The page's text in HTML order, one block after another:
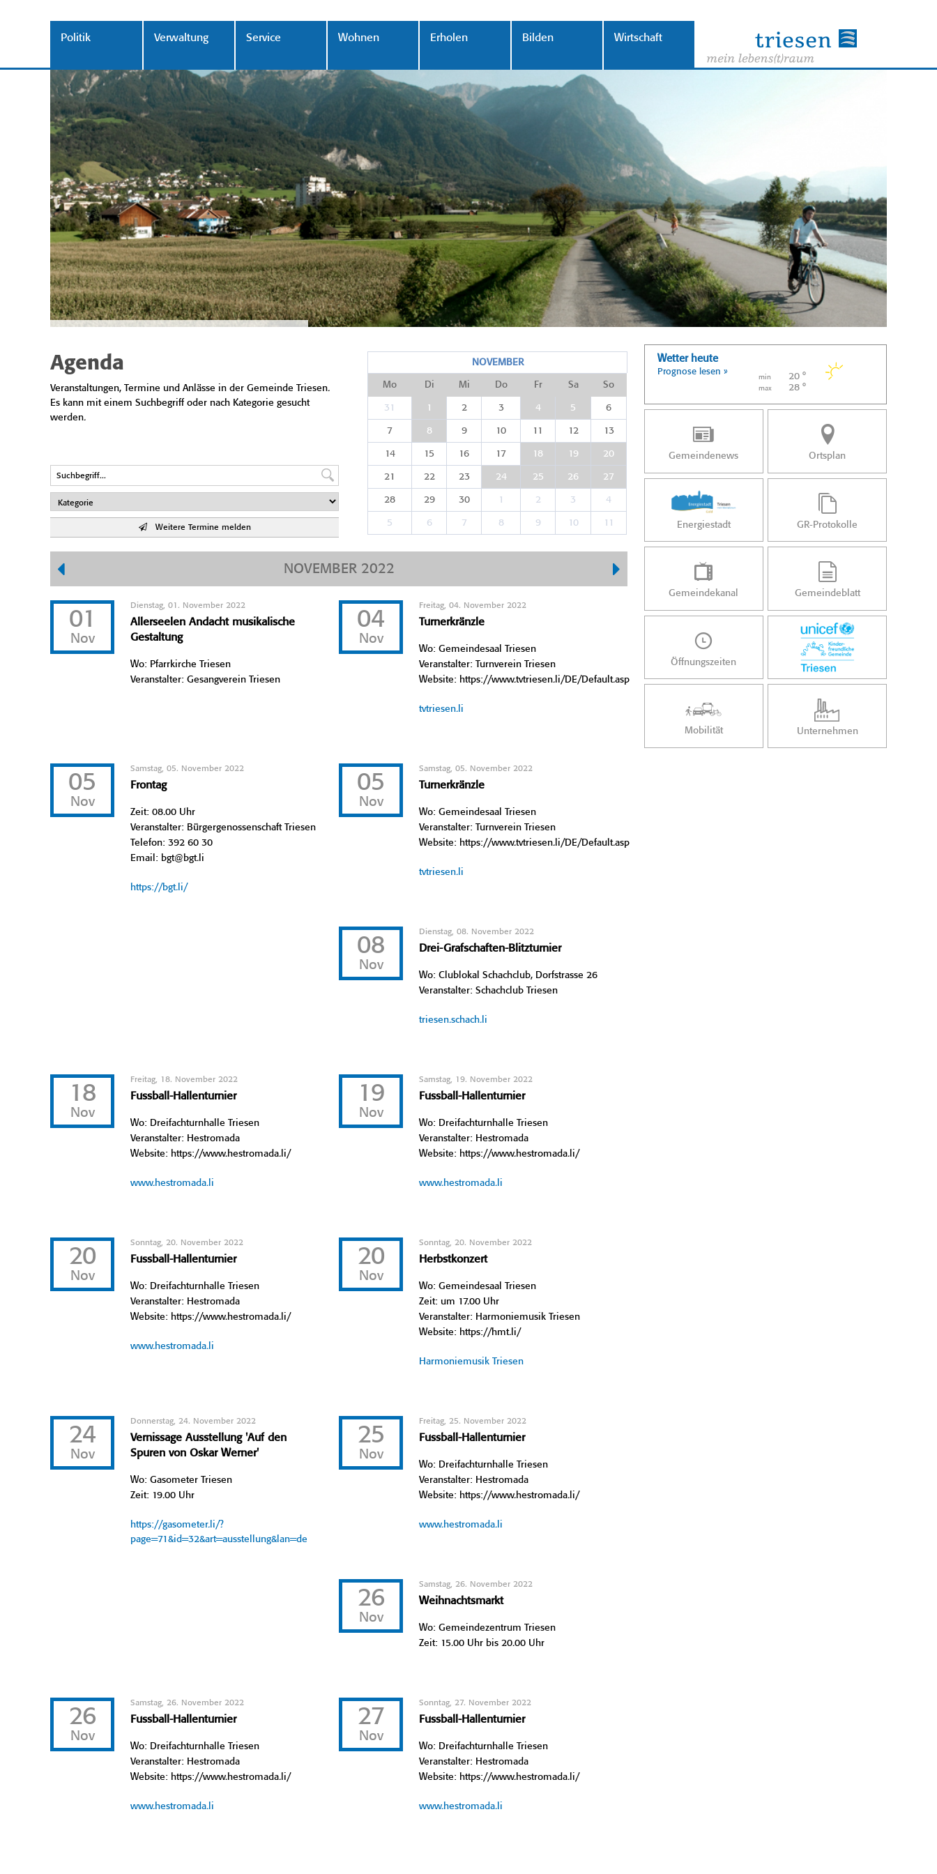
Politik Verwaltung Service Wohnen Erholen Bilden Wirtschaft
Agenda
Veranstaltungen, Termine und Anlässe in der Gemeinde Triesen.
Es kann mit einem Suchbegriff oder nach Kategorie gesucht
werden.
Weitere Termine melden
NOVEMBER
Mo Di Mi Do Fr Sa So
31 1 2 3 4 5 6
7 8 9 10 11 12 13
14 15 16 17 18 19 20
21 22 23 24 25 26 27
28 29 30 1 2 3 4
5 6 7 8 9 10 11
NOVEMBER 2022
01
Nov
Dienstag, 01. November 2022
Allerseelen Andacht musikalische
Gestaltung
Wo: Pfarrkirche Triesen
Veranstalter: Gesangverein Triesen
04
Nov
Freitag, 04. November 2022
Turnerkränzle
Wo: Gemeindesaal Triesen
Veranstalter: Turnverein Triesen
Website: https://www.tvtriesen.li/DE/Default.asp
tvtriesen.li
05
Nov
Samstag, 05. November 2022
Frontag
Zeit: 08.00 Uhr
Veranstalter: Bürgergenossenschaft Triesen
Telefon: 392 60 30
Email: bgt@bgt.li
https://bgt.li/
05
Nov
Samstag, 05. November 2022
Turnerkränzle
Wo: Gemeindesaal Triesen
Veranstalter: Turnverein Triesen
Website: https://www.tvtriesen.li/DE/Default.asp
tvtriesen.li
08
Nov
Dienstag, 08. November 2022
Drei-Grafschaften-Blitzturnier
Wo: Clublokal Schachclub, Dorfstrasse 26
Veranstalter: Schachclub Triesen
triesen.schach.li
18
Nov
Freitag, 18. November 2022
Fussball-Hallenturnier
Wo: Dreifachturnhalle Triesen
Veranstalter: Hestromada
Website: https://www.hestromada.li/
www.hestromada.li
19
Nov
Samstag, 19. November 2022
Fussball-Hallenturnier
Wo: Dreifachturnhalle Triesen
Veranstalter: Hestromada
Website: https://www.hestromada.li/
www.hestromada.li
20
Nov
Sonntag, 20. November 2022
Fussball-Hallenturnier
Wo: Dreifachturnhalle Triesen
Veranstalter: Hestromada
Website: https://www.hestromada.li/
www.hestromada.li
20
Nov
Sonntag, 20. November 2022
Herbstkonzert
Wo: Gemeindesaal Triesen
Zeit: um 17.00 Uhr
Veranstalter: Harmoniemusik Triesen
Website: https://hmt.li/
Harmoniemusik Triesen
24
Nov
Donnerstag, 24. November 2022
Vernissage Ausstellung 'Auf den
Spuren von Oskar Werner'
Wo: Gasometer Triesen
Zeit: 19.00 Uhr
https://gasometer.li/?
page=71&id=32&art=ausstellung&lan=de
25
Nov
Freitag, 25. November 2022
Fussball-Hallenturnier
Wo: Dreifachturnhalle Triesen
Veranstalter: Hestromada
Website: https://www.hestromada.li/
www.hestromada.li
26
Nov
Samstag, 26. November 2022
Weihnachtsmarkt
Wo: Gemeindezentrum Triesen
Zeit: 15.00 Uhr bis 20.00 Uhr
26
Nov
Samstag, 26. November 2022
Fussball-Hallenturnier
Wo: Dreifachturnhalle Triesen
Veranstalter: Hestromada
Website: https://www.hestromada.li/
www.hestromada.li
27
Nov
Sonntag, 27. November 2022
Fussball-Hallenturnier
Wo: Dreifachturnhalle Triesen
Veranstalter: Hestromada
Website: https://www.hestromada.li/
www.hestromada.li
Wetter heute
Prognose lesen »
min 20 °
max 28 °
Gemeindenews Ortsplan
Energiestadt GR-Protokolle
Gemeindekanal Gemeindeblatt
Öffnungszeiten
Mobilität Unternehmen